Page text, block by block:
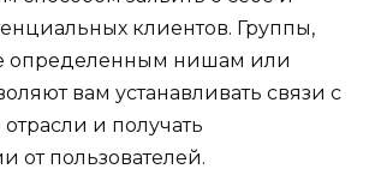
клиентов. Группы,
определенным нишам или
вам устанавливать связи с
и получать
от пользователей.